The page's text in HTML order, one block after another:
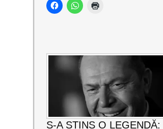
S-A STINS O LEGENDĂ: